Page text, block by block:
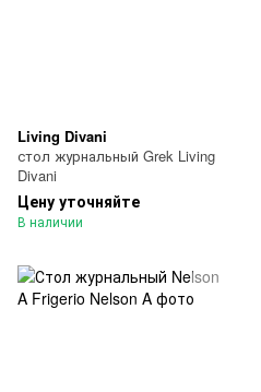
Living Divani
стол журнальный Grek Living
Divani
Цену уточняйте
В наличии